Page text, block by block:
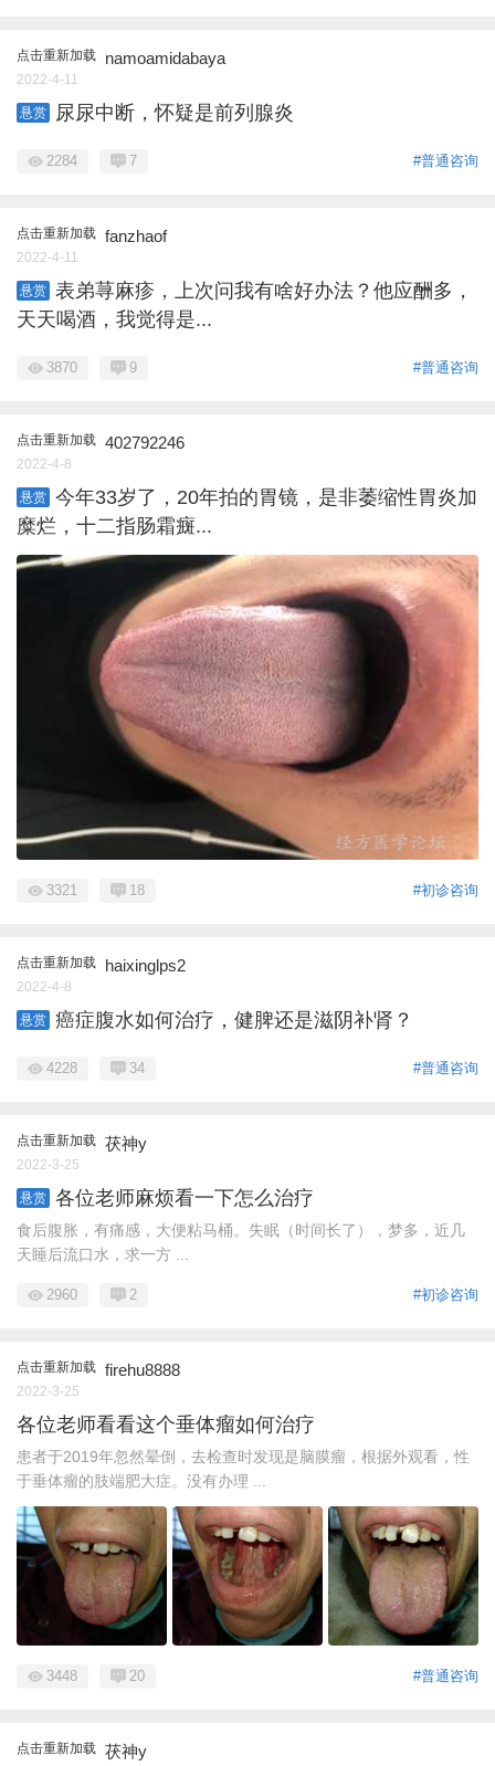
点击重新加载 namoamidabaya
2022-4-11
悬赏 尿尿中断，怀疑是前列腺炎
#普通咨询
2284 7
点击重新加载 fanzhaof
2022-4-11
悬赏 表弟荨麻疹，上次问我有啥好办法？他应酬多，
天天喝酒，我觉得是...
#普通咨询
3870 9
点击重新加载 402792246
2022-4-8
悬赏 今年33岁了，20年拍的胃镜，是非萎缩性胃炎加
糜烂，十二指肠霜癍...
#初诊咨询
3321 18
点击重新加载 haixinglps2
2022-4-8
悬赏 癌症腹水如何治疗，健脾还是滋阴补肾？
#普通咨询
4228 34
点击重新加载 茯神y
2022-3-25
悬赏 各位老师麻烦看一下怎么治疗
食后腹胀，有痛感，大便粘马桶。失眠（时间长了），梦多，近几
天睡后流口水，求一方 ...
#初诊咨询
2960 2
点击重新加载 firehu8888
2022-3-25
各位老师看看这个垂体瘤如何治疗
患者于2019年忽然晕倒，去检查时发现是脑膜瘤，根据外观看，性
于垂体瘤的肢端肥大症。没有办理 ...
#普通咨询
3448 20
点击重新加载 茯神y